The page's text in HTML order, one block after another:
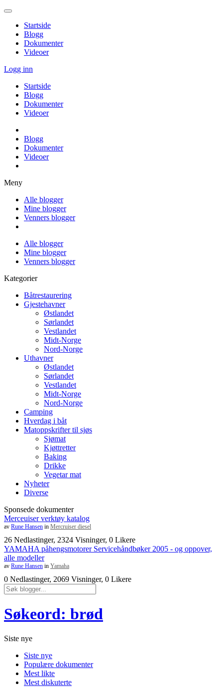
Startside
Blogg
Dokumenter
Videoer
Logg inn
Startside
Blogg
Dokumenter
Videoer
Blogg
Dokumenter
Videoer
Meny
Alle blogger
Mine blogger
Venners blogger
Alle blogger
Mine blogger
Venners blogger
Kategorier
Båtrestaurering
Gjestehavner
Østlandet
Sørlandet
Vestlandet
Midt-Norge
Nord-Norge
Uthavner
Østlandet
Sørlandet
Vestlandet
Midt-Norge
Nord-Norge
Camping
Hverdag i båt
Matoppskrifter til sjøs
Sjømat
Kjøttretter
Baking
Drikke
Vegetar mat
Nyheter
Diverse
Sponsede dokumenter
Merceuiser verktøy katalog
av Rune Hansen in Mercruiser diesel
26 Nedlastinger, 2324 Visninger, 0 Likere
YAMAHA påhengsmotorer Servicehåndbøker 2005 - og oppover,
alle modeller
av Rune Hansen in Yamaha
0 Nedlastinger, 2069 Visninger, 0 Likere
Søkeord: brød
Siste nye
Siste nye
Populære dokumenter
Mest likte
Mest diskuterte